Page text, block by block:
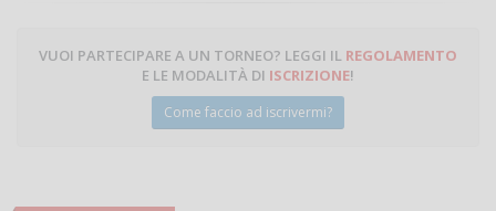
VUOI PARTECIPARE A UN TORNEO? LEGGI IL REGOLAMENTO
E LE MODALITÀ DI ISCRIZIONE!
Come faccio ad iscrivermi?